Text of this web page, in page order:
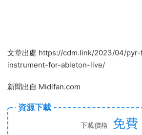
文章出處 https://cdm.link/2023/04/
instrument-for-ableton-live/
新聞出自 Midifan.com
資源下載
下載價格 免費